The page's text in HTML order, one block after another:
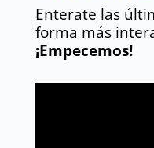
Enterate las
forma más
¡Empecemos!